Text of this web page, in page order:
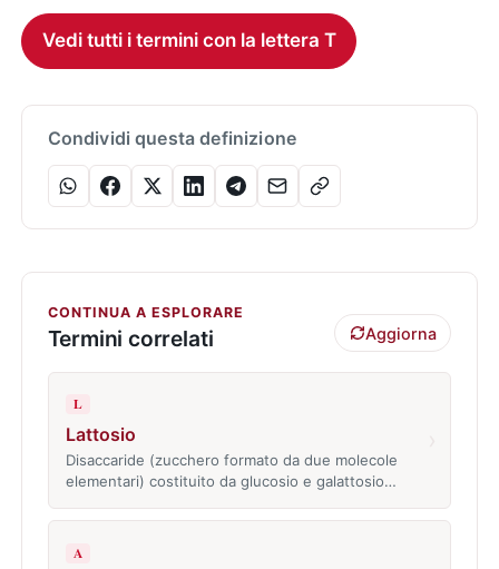
Vedi tutti i termini con la lettera T
Condividi questa definizione
CONTINUA A ESPLORARE
Termini correlati Aggiorna
L
Lattosio
Disaccaride (zucchero formato da due molecole
elementari) costituito da glucosio e galattosio…
A